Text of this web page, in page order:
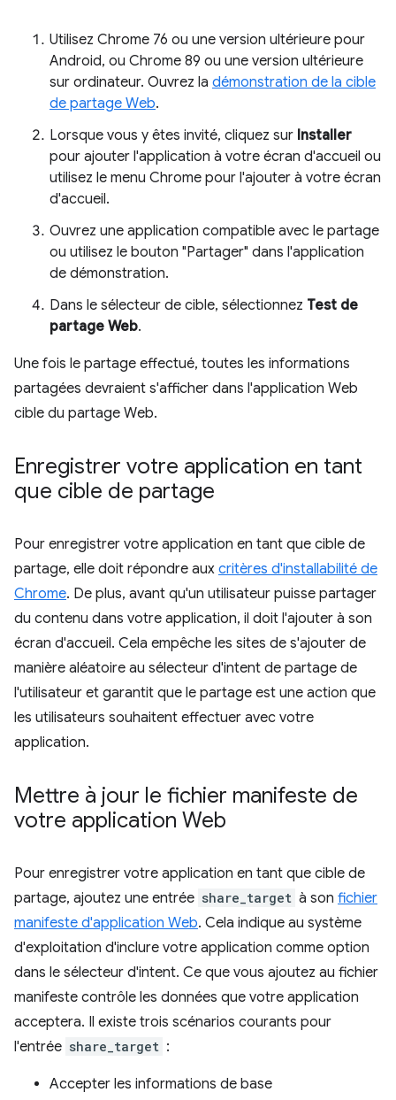
Utilisez Chrome 76 ou une version ultérieure pour
Android, ou Chrome 89 ou une version ultérieure
sur ordinateur. Ouvrez la démonstration de la cible
de partage Web.
Lorsque vous y êtes invité, cliquez sur Installer
pour ajouter l'application à votre écran d'accueil ou
utilisez le menu Chrome pour l'ajouter à votre écran
d'accueil.
Ouvrez une application compatible avec le partage
ou utilisez le bouton "Partager" dans l'application
de démonstration.
Dans le sélecteur de cible, sélectionnez Test de
partage Web.
Une fois le partage effectué, toutes les informations
partagées devraient s'afficher dans l'application Web
cible du partage Web.
Enregistrer votre application en tant
que cible de partage
Pour enregistrer votre application en tant que cible de
partage, elle doit répondre aux critères d'installabilité de
Chrome. De plus, avant qu'un utilisateur puisse partager
du contenu dans votre application, il doit l'ajouter à son
écran d'accueil. Cela empêche les sites de s'ajouter de
manière aléatoire au sélecteur d'intent de partage de
l'utilisateur et garantit que le partage est une action que
les utilisateurs souhaitent effectuer avec votre
application.
Mettre à jour le fichier manifeste de
votre application Web
Pour enregistrer votre application en tant que cible de
partage, ajoutez une entrée share_target à son fichier
manifeste d'application Web. Cela indique au système
d'exploitation d'inclure votre application comme option
dans le sélecteur d'intent. Ce que vous ajoutez au fichier
manifeste contrôle les données que votre application
acceptera. Il existe trois scénarios courants pour
l'entrée share_target :
Accepter les informations de base